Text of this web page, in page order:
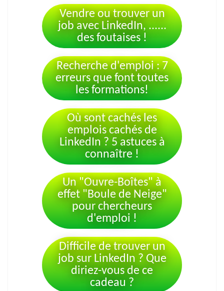
Vendre ou trouver un
job avec LinkedIn, ......
des foutaises !
Recherche d'emploi : 7
erreurs que font toutes
les formations!
Où sont cachés les
emplois cachés de
LinkedIn ? 5 astuces à
connaître !
Un "Ouvre-Boîtes"​ à
effet "Boule de Neige"​
pour chercheurs
d'emploi !
Difficile de trouver un
job sur LinkedIn ? Que
diriez-vous de ce
cadeau ?